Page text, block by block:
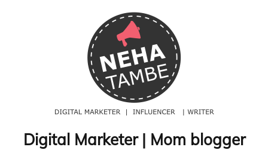
Digital Marketer | Mom blogger